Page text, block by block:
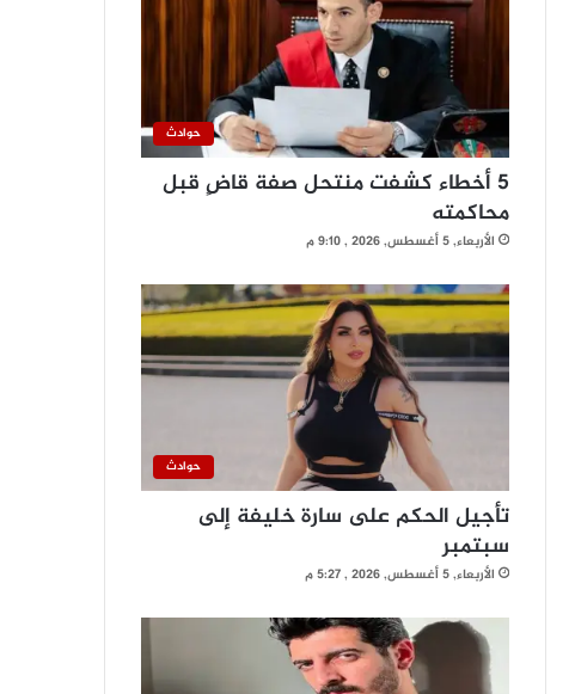
حوادث
5 أخطاء كشفت منتحل صفة قاضٍ قبل
محاكمته
الأربعاء, 5 أغسطس, 2026 , 9:10 م
حوادث
تأجيل الحكم على سارة خليفة إلى
سبتمبر
الأربعاء, 5 أغسطس, 2026 , 5:27 م